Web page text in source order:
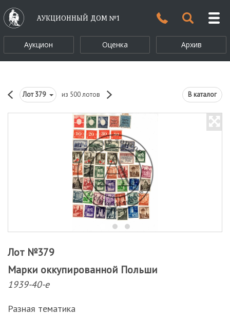
АУКЦИОННЫЙ ДОМ №1
Аукцион Оценка Архив
Лот379 из 500 лотов В каталог
Лот №379
Марки оккупированной Польши
1939-40-е
Разная тематика